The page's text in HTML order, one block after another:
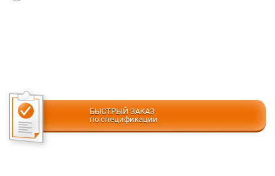
БЫСТРЫЙ ЗАКАЗ
по спецификации